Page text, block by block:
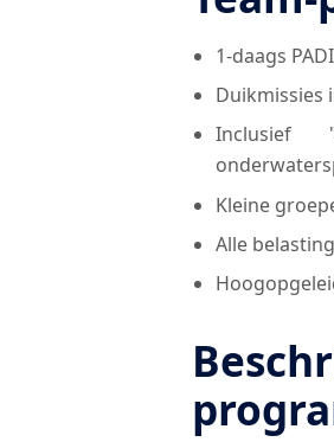
1-daags
Duikmissies
Inclusief
Kleine
Alle